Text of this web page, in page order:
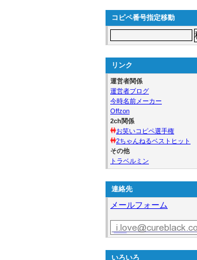
コピペ番号指定移動
リンク
運営者関係
運営者ブログ
今時名前メーカー
Offzon
2ch関係
お笑いコピペ選手権
2ちゃんねるベストヒット
その他
トラベルミン
連絡先
メールフォーム
いろいろ